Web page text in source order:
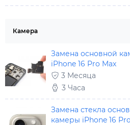
Камера
Замена основной
iPhone 16 Pro Max
3 Месяца
3 Часа
Замена стекла
камеры iPhone 16